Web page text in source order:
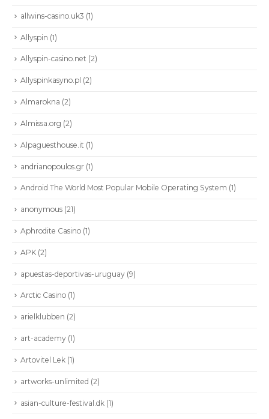
allwins-casino.uk3 (1)
Allyspin (1)
Allyspin-casino.net (2)
Allyspinkasyno.pl (2)
Almarokna (2)
Almissa.org (2)
Alpaguesthouse.it (1)
andrianopoulos.gr (1)
Android The World Most Popular Mobile Operating System (1)
anonymous (21)
Aphrodite Casino (1)
APK (2)
apuestas-deportivas-uruguay (9)
Arctic Casino (1)
arielklubben (2)
art-academy (1)
Artovitel Lek (1)
artworks-unlimited (2)
asian-culture-festival.dk (1)